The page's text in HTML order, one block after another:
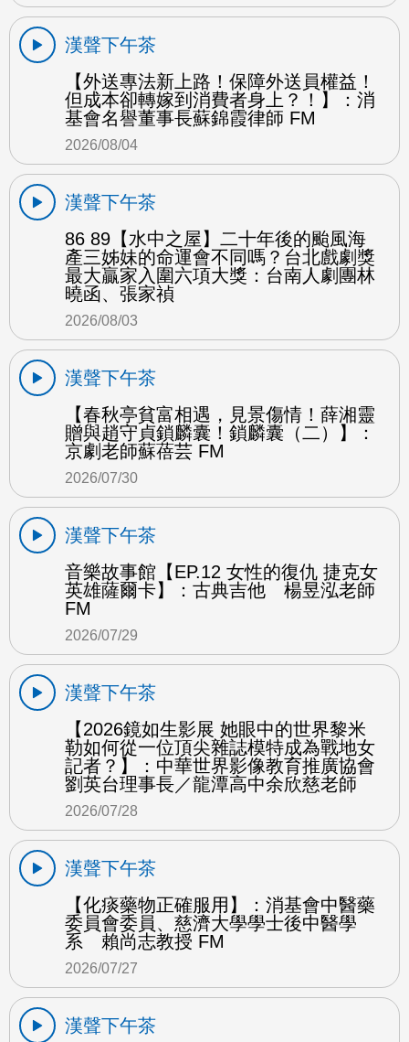
漢聲下午茶
【外送專法新上路！保障外送員權益！
但成本卻轉嫁到消費者身上？！】：消
基會名譽董事長蘇錦霞律師 FM
2026/08/04
漢聲下午茶
86 89【水中之屋】二十年後的颱風海
產三姊妹的命運會不同嗎？台北戲劇獎
最大贏家入圍六項大獎：台南人劇團林
曉函、張家禎
2026/08/03
漢聲下午茶
【春秋亭貧富相遇，見景傷情！薛湘靈
贈與趙守貞鎖麟囊！鎖麟囊（二）】：
京劇老師蘇蓓芸 FM
2026/07/30
漢聲下午茶
音樂故事館【EP.12 女性的復仇 捷克女
英雄薩爾卡】：古典吉他 楊昱泓老師
FM
2026/07/29
漢聲下午茶
【2026鏡如生影展 她眼中的世界黎米
勒如何從一位頂尖雜誌模特成為戰地女
記者？】：中華世界影像教育推廣協會
劉英台理事長／龍潭高中余欣慈老師
2026/07/28
漢聲下午茶
【化痰藥物正確服用】：消基會中醫藥
委員會委員、慈濟大學學士後中醫學
系 賴尚志教授 FM
2026/07/27
漢聲下午茶